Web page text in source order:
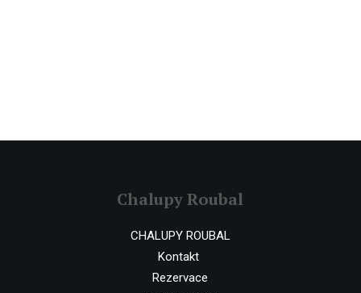
Chalupy Roubal
CHALUPY ROUBAL
Kontakt
Rezervace